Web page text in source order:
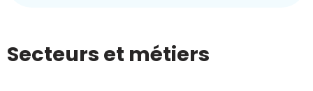
Secteurs et métiers